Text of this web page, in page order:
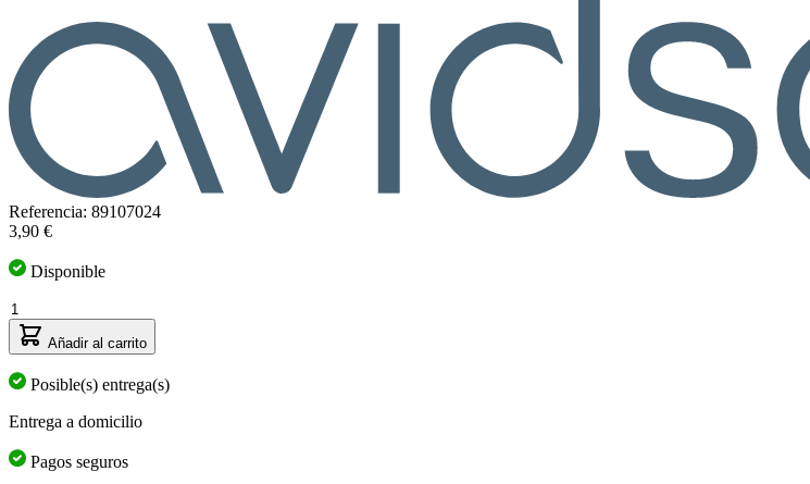
Referencia: 89107024
3,90 €
Disponible
Cantidad
Añadir al carrito
Posible(s) entrega(s)
Entrega a domicilio
Pagos seguros